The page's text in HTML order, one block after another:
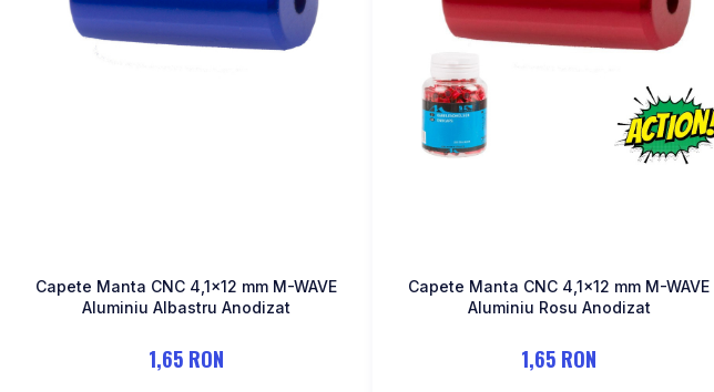
Capete Manta CNC 4,1x12 mm M-WAVE
Aluminiu Albastru Anodizat
1,65 RON
Capete Manta CNC 4,1x12 mm M-WAVE
Aluminiu Rosu Anodizat
1,65 RON